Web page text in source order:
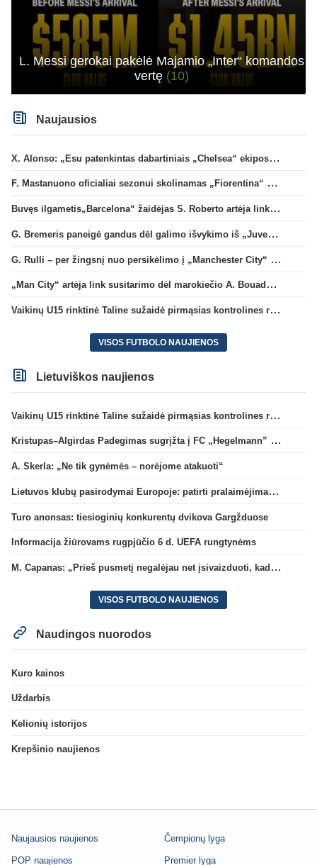
L. Messi gerokai pakėlė Majamio „Inter“ komandos
vertę (10)
Naujausios
X. Alonso: „Esu patenkintas dabartiniais „Chelsea“ ekipos vartininkais“
F. Mastanuono oficialiai sezonui skolinamas „Fiorentina“ ekipai
Buvęs ilgametis„Barcelona“ žaidėjas S. Roberto artėja link persikėlimo į MLS
G. Bremeris paneigė gandus dėl galimo išvykimo iš „Juventus“ klubo
G. Rulli – per žingsnį nuo persikėlimo į „Manchester City“ klubą
„Man City“ artėja link susitarimo dėl marokiečio A. Bouaddi persikėlimo
Vaikinų U15 rinktinė Taline sužaidė pirmąsias kontrolines rungtynes
VISOS FUTBOLO NAUJIENOS
Lietuviškos naujienos
Vaikinų U15 rinktinė Taline sužaidė pirmąsias kontrolines rungtynes
Kristupas–Algirdas Padegimas sugrįžta į FC „Hegelmann” B sudėtį
A. Skerla: „Ne tik gynėmės – norėjome atakuoti“
Lietuvos klubų pasirodymai Europoje: patirti pralaimėjimai Kroatijos atstovams
Turo anonsas: tiesioginių konkurentų dvikova Gargžduose
Informacija žiūrovams rugpjūčio 6 d. UEFA rungtynėms
M. Capanas: „Prieš pusmetį negalėjau net įsivaizduoti, kad žaisime prieš „Hajduk“
VISOS FUTBOLO NAUJIENOS
Naudingos nuorodos
Kuro kainos
Uždarbis
Kelionių istorijos
Krepšinio naujienos
Naujausios naujienos
POP naujienos
Čempionų lyga
Premier lyga